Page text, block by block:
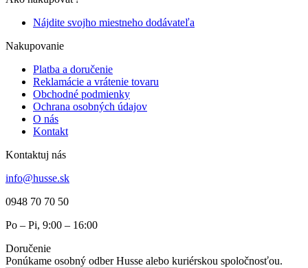
Nájdite svojho miestneho dodávateľa
Nakupovanie
Platba a doručenie
Reklamácie a vrátenie tovaru
Obchodné podmienky
Ochrana osobných údajov
O nás
Kontakt
Kontaktuj nás
info@husse.sk
0948 70 70 50
Po – Pi, 9:00 – 16:00
Doručenie
Ponúkame osobný odber Husse alebo kuriérskou spoločnosťou.